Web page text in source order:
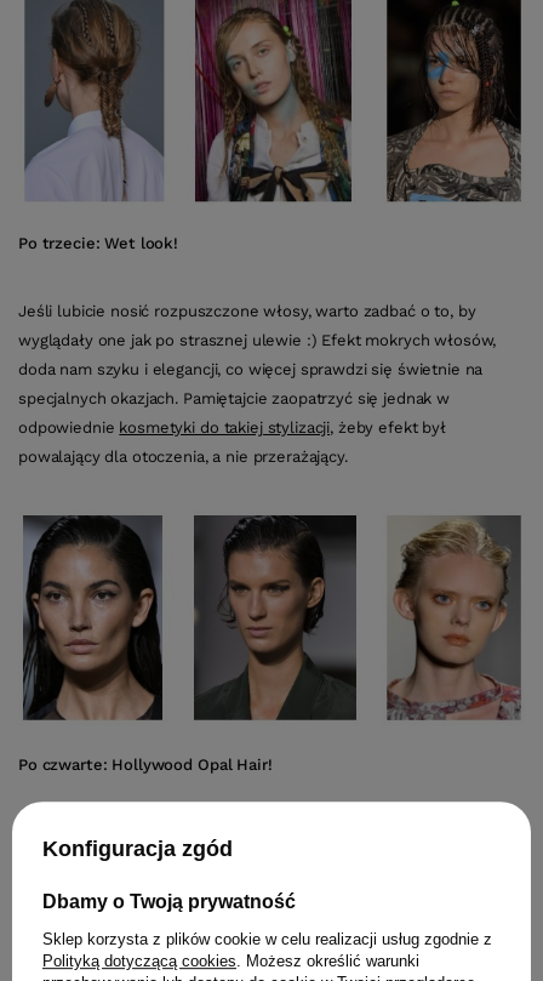
Po trzecie: Wet look!
Jeśli lubicie nosić rozpuszczone włosy, warto zadbać o to, by
wyglądały one jak po strasznej ulewie :) Efekt mokrych włosów,
doda nam szyku i elegancji, co więcej sprawdzi się świetnie na
specjalnych okazjach. Pamiętajcie zaopatrzyć się jednak w
odpowiednie kosmetyki do takiej stylizacji, żeby efekt był
powalający dla otoczenia, a nie przerażający.
Po czwarte: Hollywood Opal Hair!
blondu z fioletowymi tonerami doda nam powera! Tegoroczna
wiosna i lato będzie pastelowa! Królować będą wszelkie odcienie
lub barwnymi przedziałkami.
Konfiguracja zgód
Dbamy o Twoją prywatność
Sklep korzysta z plików cookie w celu realizacji usług zgodnie z
Polityką dotyczącą cookies. Możesz określić warunki